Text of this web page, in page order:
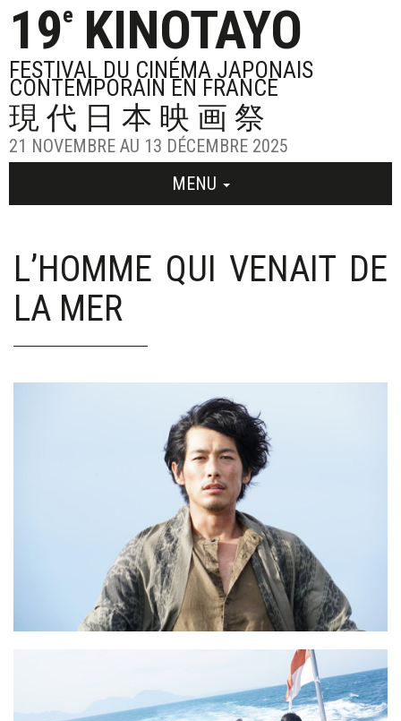
19eKINOTAYO
FESTIVAL DU CINÉMA JAPONAIS
CONTEMPORAIN EN FRANCE
現代日本映画祭
21 NOVEMBRE AU 13 DÉCEMBRE 2025
MENU
L’HOMME QUI VENAIT DE
LA MER